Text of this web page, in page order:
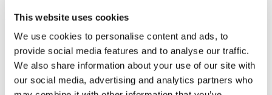
This website uses cookies
We use cookies to personalise content and ads, to
provide social media features and to analyse our traffic.
We also share information about your use of our site with
our social media, advertising and analytics partners who
Reproduktionsmedizin (8 verfahren)
In-vitro-Fertilisation durch Eizelle-Spendung Bitte erkundigen
Sie sich
In-vitro-Fertilisation durch Eizelle-Spendung mit Spender-
Sperma Bitte erkundigen Sie sich
In-vitro-Fertilisation mit ICSI Bitte erkundigen Sie sich
Künstliche Befruchtung Bitte erkundigen Sie sich